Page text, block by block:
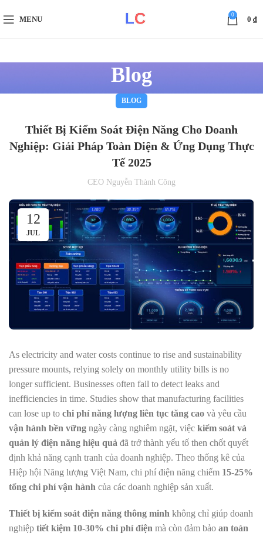
MENU
0
0 ₫
Blog
BLOG
Thiết Bị Kiểm Soát Điện Năng Cho Doanh
Nghiệp: Giải Pháp Toàn Diện & Ứng Dụng Thực
Tế 2025
CEO Nguyễn Thành Công
12
JUL
As electricity and water costs continue to rise and sustainability
pressure mounts, relying solely on monthly utility bills is no
longer sufficient. Businesses often fail to detect leaks and
inefficiencies in time. Studies show that manufacturing facilities
can lose up to chi phí năng lượng liên tục tăng cao và yêu cầu
vận hành bền vững ngày càng nghiêm ngặt, việc kiểm soát và
quản lý điện năng hiệu quả đã trở thành yếu tố then chốt quyết
định khả năng cạnh tranh của doanh nghiệp. Theo thống kê của
Hiệp hội Năng lượng Việt Nam, chi phí điện năng chiếm 15-25%
tổng chi phí vận hành của các doanh nghiệp sản xuất.
Thiết bị kiểm soát điện năng thông minh không chỉ giúp doanh
nghiệp tiết kiệm 10-30% chi phí điện mà còn đảm bảo an toàn